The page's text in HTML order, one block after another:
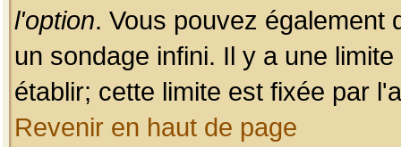
l'option. Vous pouvez également
un sondage infini. Il y a une
établir; cette limite est fixée par
Revenir en haut de page